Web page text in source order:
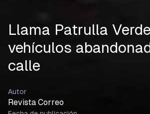
Llama Patrulla
vehículos
calle
Autor
Revista Correo